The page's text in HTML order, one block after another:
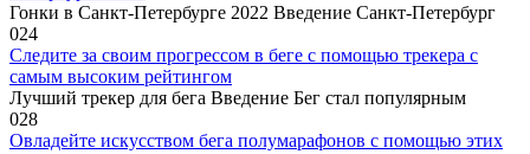
Гонки в Санкт-Петербурге 2022 Введение Санкт-Петербург
024
Следите за своим прогрессом в беге с помощью трекера с
самым высоким рейтингом
Лучший трекер для бега Введение Бег стал популярным
028
Овладейте искусством бега полумарафонов с помощью этих